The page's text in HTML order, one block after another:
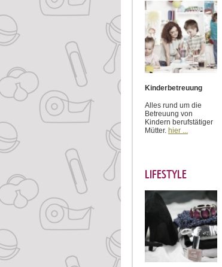
Kinderbetreuung
Alles rund um die
Betreuung von
Kindern berufstätiger
Mütter. hier ...
LIFESTYLE